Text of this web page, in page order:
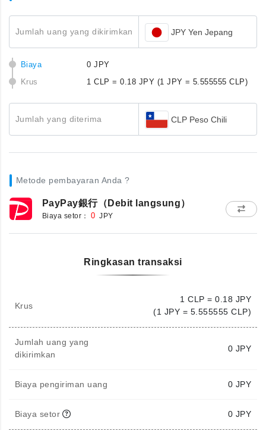
Jumlah uang yang dikirimkan JPY Yen Jepang
Biaya
0 JPY
Krus
1 CLP = 0.18 JPY (1 JPY = 5.555555 CLP)
Jumlah yang diterima CLP Peso Chili
Metode pembayaran Anda ?
PayPay銀行（Debit langsung）
Biaya setor： 0 JPY
Ringkasan transaksi
Krus
1 CLP = 0.18 JPY
(1 JPY = 5.555555 CLP)
Jumlah uang yang
dikirimkan
0 JPY
Biaya pengiriman uang 0 JPY
Biaya setor 0 JPY